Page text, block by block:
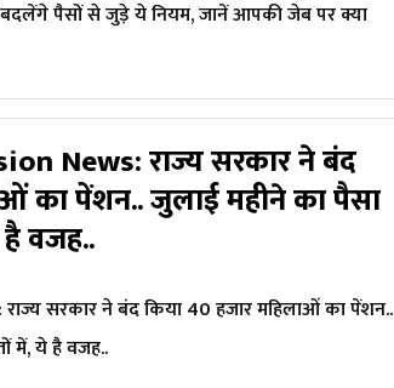
पैसों से जुड़े ये नियम, जानें आपकी जेब पर क्या
News: राज्य सरकार ने बंद
का पेंशन.. जुलाई महीने का पैसा
वजह..
सरकार ने बंद किया 40 हजार महिलाओं का पेंशन..
में, ये है वजह..